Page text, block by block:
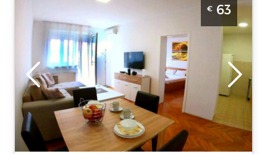
Rotkvarija je lepo uredjen stan na dan za 4
osobe u Novom Sadu
Novi-sad
Lokacija:Novi-
sad Rotkvarija
Adresa:
Dostojevskog 4
Cena
63 €
Gosti:
Kvadratura :
m2
Struktura :
Dvosoban
€ 63